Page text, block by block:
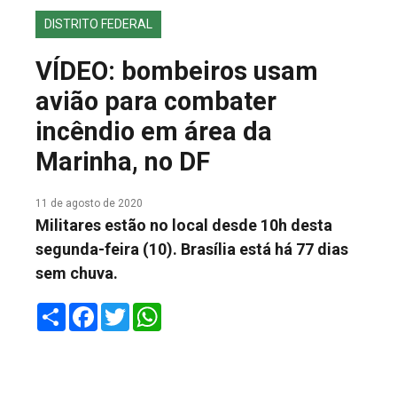
EDIÇÕES ANTERIORES
FALE CONOSCO
DISTRITO FEDERAL
VÍDEO: bombeiros usam
avião para combater
incêndio em área da
Marinha, no DF
11 de agosto de 2020
Militares estão no local desde 10h desta
segunda-feira (10). Brasília está há 77 dias
sem chuva.
ShareFacebook
Twitter